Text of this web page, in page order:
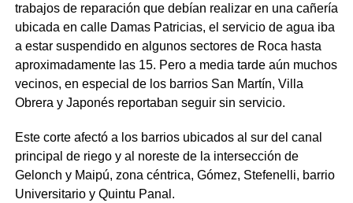
trabajos de reparación que debían realizar en una cañería
ubicada en calle Damas Patricias, el servicio de agua iba
a estar suspendido en algunos sectores de Roca hasta
aproximadamente las 15. Pero a media tarde aún muchos
vecinos, en especial de los barrios San Martín, Villa
Obrera y Japonés reportaban seguir sin servicio.
Este corte afectó a los barrios ubicados al sur del canal
principal de riego y al noreste de la intersección de
Gelonch y Maipú, zona céntrica, Gómez, Stefenelli, barrio
Universitario y Quintu Panal.